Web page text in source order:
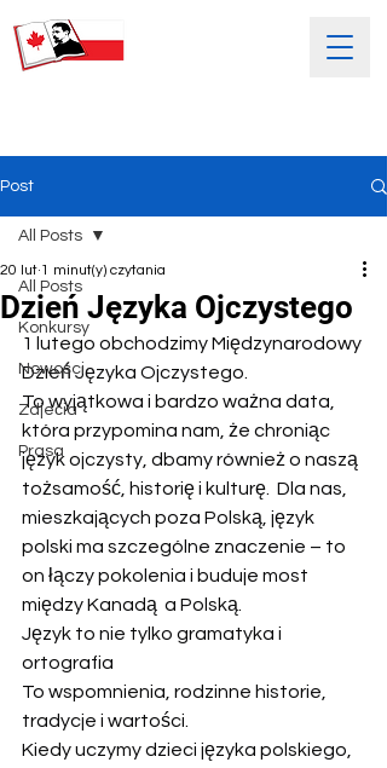
Post
All Posts
Konkursy
Nowości
Zdjećia
Prasa
All Posts
Dzień Języka Ojczystego
20 lut 1 minut(y) czytania
1 lutego obchodzimy Międzynarodowy
Dzień Języka Ojczystego.
To wyjątkowa i bardzo ważna data,
która przypomina nam, że chroniąc
język ojczysty, dbamy również o naszą
tożsamość, historię i kulturę.  Dla nas,
mieszkających poza Polską, język
polski ma szczególne znaczenie – to
on łączy pokolenia i buduje most
między Kanadą  a Polską.
Język to nie tylko gramatyka i
ortografia
To wspomnienia, rodzinne historie,
tradycje i wartości.
Kiedy uczymy dzieci języka polskiego,